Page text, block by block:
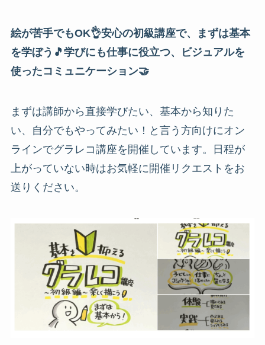
絵が苦手でもOK👌安心の初級講座で、まずは基本
を学ぼう🎵学びにも仕事に役立つ、ビジュアルを
使ったコミュニケーション🤝
まずは講師から直接学びたい、基本から知りた
い、自分でもやってみたい！と言う方向けにオン
ラインでグラレコ講座を開催しています。日程が
上がっていない時はお気軽に開催リクエストをお
送りください。